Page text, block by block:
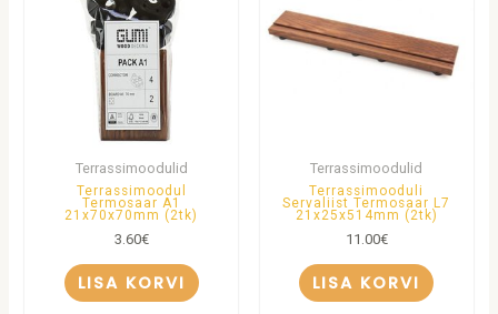
Terrassimoodulid
Terrassimoodul
Termosaar A1
21x70x70mm (2tk)
3.60€
LISA KORVI
Terrassimoodulid
Terrassimooduli
Servaliist Termosaar L7
21x25x514mm (2tk)
11.00€
LISA KORVI